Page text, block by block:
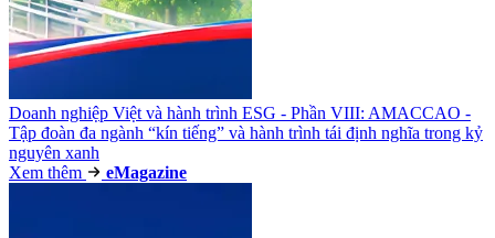
Doanh nghiệp Việt và hành trình ESG - Phần VIII: AMACCAO -
Tập đoàn đa ngành “kín tiếng” và hành trình tái định nghĩa trong kỷ
nguyên xanh
Xem thêm
eMagazine